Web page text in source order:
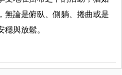
無論是俯臥、側躺、捲曲或是
穩與放鬆。